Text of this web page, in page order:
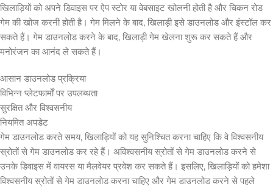
खिलाड़ियों को अपने डिवाइस पर ऐप स्टोर या वेबसाइट खोलनी होती है और चिकन रोड
गेम की खोज करनी होती है। गेम मिलने के बाद, खिलाड़ी इसे डाउनलोड और इंस्टॉल कर
सकते हैं। गेम डाउनलोड करने के बाद, खिलाड़ी गेम खेलना शुरू कर सकते हैं और
मनोरंजन का आनंद ले सकते हैं।
आसान डाउनलोड प्रक्रिया
विभिन्न प्लेटफार्मों पर उपलब्धता
सुरक्षित और विश्वसनीय
नियमित अपडेट
गेम डाउनलोड करते समय, खिलाड़ियों को यह सुनिश्चित करना चाहिए कि वे विश्वसनीय
स्रोतों से गेम डाउनलोड कर रहे हैं। अविश्वसनीय स्रोतों से गेम डाउनलोड करने से
उनके डिवाइस में वायरस या मैलवेयर प्रवेश कर सकते हैं। इसलिए, खिलाड़ियों को हमेशा
विश्वसनीय स्रोतों से गेम डाउनलोड करना चाहिए और गेम डाउनलोड करने से पहले